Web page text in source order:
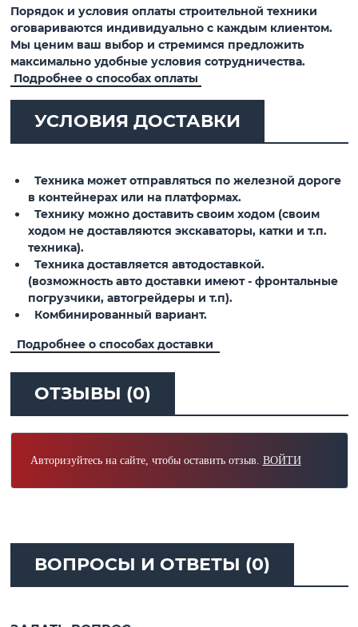
Порядок и условия оплаты строительной техники
оговариваются индивидуально с каждым клиентом.
Мы ценим ваш выбор и стремимся предложить
максимально удобные условия сотрудничества.
Подробнее о способах оплаты
УСЛОВИЯ ДОСТАВКИ
Техника может отправляться по железной дороге
в контейнерах или на платформах.
Технику можно доставить своим ходом (своим
ходом не доставляются экскаваторы, катки и т.п.
техника).
Техника доставляется автодоставкой.
(возможность авто доставки имеют - фронтальные
погрузчики, автогрейдеры и т.п).
Комбинированный вариант.
Подробнее о способах доставки
ОТЗЫВЫ (0)
Авторизуйтесь на сайте, чтобы оставить отзыв. ВОЙТИ
ВОПРОСЫ И ОТВЕТЫ (0)